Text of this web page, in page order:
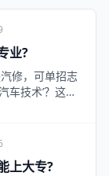
业?
修，可单招志
车技术’？这算
上大专?